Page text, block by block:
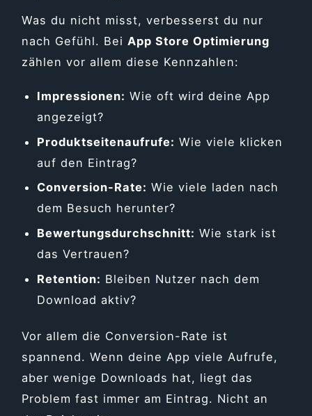
Was du nicht misst, verbesserst du nur
nach Gefühl. BeiApp Store Optimierung
zählen vor allem diese Kennzahlen:
Impressionen: Wie oft wird deine App
angezeigt?
Produktseitenaufrufe: Wie viele klicken
auf den Eintrag?
Conversion-Rate: Wie viele laden nach
dem Besuch herunter?
Bewertungsdurchschnitt: Wie stark ist
das Vertrauen?
Retention: Bleiben Nutzer nach dem
Download aktiv?
Vor allem die Conversion-Rate ist
spannend. Wenn deine App viele Aufrufe,
aber wenige Downloads hat, liegt das
Problem fast immer am Eintrag. Nicht an